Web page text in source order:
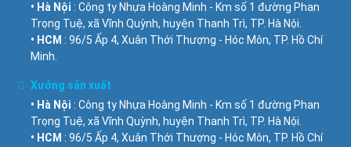
• Hà Nội : Công ty Nhựa Hoàng Minh - Km số 1 đường Phan
Trọng Tuệ, xã Vĩnh Quỳnh, huyện Thanh Trì, TP. Hà Nội.
• HCM : 96/5 Ấp 4, Xuân Thới Thượng - Hóc Môn, TP. Hồ Chí
Minh.
Xưởng sản xuất
• Hà Nội : Công ty Nhựa Hoàng Minh - Km số 1 đường Phan
Trọng Tuệ, xã Vĩnh Quỳnh, huyện Thanh Trì, TP. Hà Nội.
• HCM : 96/5 Ấp 4, Xuân Thới Thượng - Hóc Môn, TP. Hồ Chí